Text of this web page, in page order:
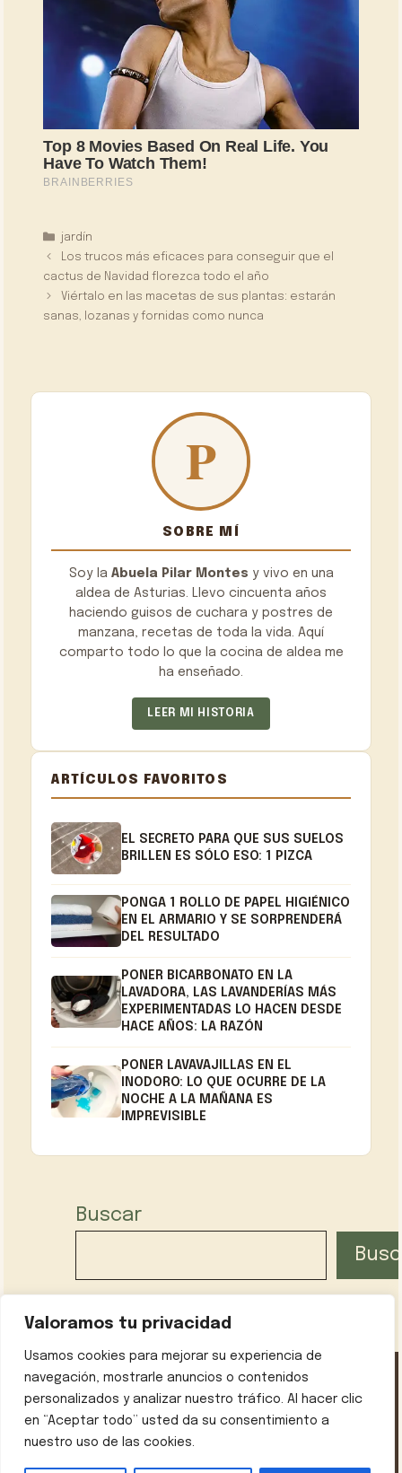
Valoramos tu privacidad
Usamos cookies para mejorar su experiencia de
navegación, mostrarle anuncios o contenidos
personalizados y analizar nuestro tráfico. Al hacer clic
en “Aceptar todo” usted da su consentimiento a
nuestro uso de las cookies.
Categorías
jardín
Los trucos más eficaces para conseguir que el
cactus de Navidad florezca todo el año
Viértalo en las macetas de sus plantas: estarán
sanas, lozanas y fornidas como nunca
SOBRE MÍ
Soy la Abuela Pilar Montes y vivo en una
aldea de Asturias. Llevo cincuenta años
haciendo guisos de cuchara y postres de
manzana, recetas de toda la vida. Aquí
comparto todo lo que la cocina de aldea me
ha enseñado.
LEER MI HISTORIA
ARTÍCULOS FAVORITOS
EL SECRETO PARA QUE SUS SUELOS
BRILLEN ES SÓLO ESO: 1 PIZCA
PONGA 1 ROLLO DE PAPEL HIGIÉNICO
EN EL ARMARIO Y SE SORPRENDERÁ
DEL RESULTADO
PONER BICARBONATO EN LA
LAVADORA, LAS LAVANDERÍAS MÁS
EXPERIMENTADAS LO HACEN DESDE
HACE AÑOS: LA RAZÓN
PONER LAVAVAJILLAS EN EL
INODORO: LO QUE OCURRE DE LA
NOCHE A LA MAÑANA ES
IMPREVISIBLE
Buscar
Política de privacidad Contáctanos Sobre mí
Aviso legal